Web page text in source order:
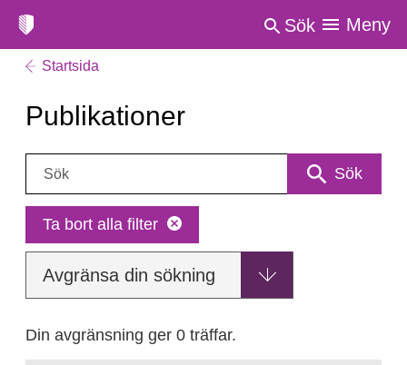
Sök Meny
Startsida
Publikationer
Sök: Sök
Ta bort alla filter
Avgränsa din sökning
Din avgränsning ger 0 träffar.